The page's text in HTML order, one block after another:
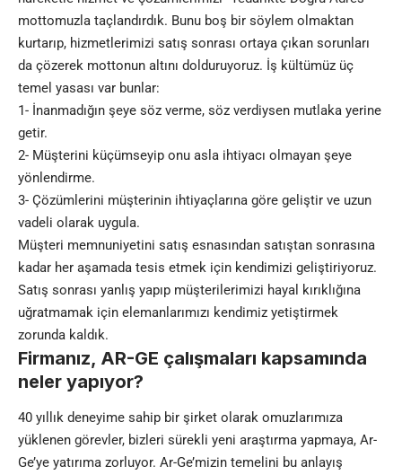
mottomuzla taçlandırdık. Bunu boş bir söylem olmaktan
kurtarıp, hizmetlerimizi satış sonrası ortaya çıkan sorunları
da çözerek mottonun altını dolduruyoruz. İş kültümüz üç
temel yasası var bunlar:
1- İnanmadığın şeye söz verme, söz verdiysen mutlaka yerine
getir.
2- Müşterini küçümseyip onu asla ihtiyacı olmayan şeye
yönlendirme.
3- Çözümlerini müşterinin ihtiyaçlarına göre geliştir ve uzun
vadeli olarak uygula.
Müşteri memnuniyetini satış esnasından satıştan sonrasına
kadar her aşamada tesis etmek için kendimizi geliştiriyoruz.
Satış sonrası yanlış yapıp müşterilerimizi hayal kırıklığına
uğratmamak için elemanlarımızı kendimiz yetiştirmek
zorunda kaldık.
Firmanız, AR-GE çalışmaları kapsamında
neler yapıyor?
40 yıllık deneyime sahip bir şirket olarak omuzlarımıza
yüklenen görevler, bizleri sürekli yeni araştırma yapmaya, Ar-
Ge’ye yatırıma zorluyor. Ar-Ge’mizin temelini bu anlayış